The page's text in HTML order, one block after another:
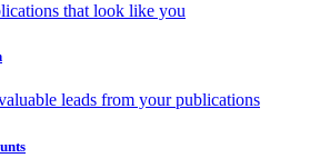
that look like you
leads from your publications